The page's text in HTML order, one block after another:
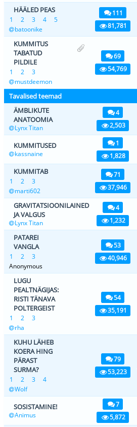
HÄÄLED PEAS
1 2 3 4
5
batoonike
111
81,781
KUMMITUS
TABATUD
PILDILE
1 2
3
mustdeemon
69
54,769
Tavalised teemad
ÄMBLIKUTE
ANATOOMIA
Lynx Titan
4
2,503
KUMMITUSED
kassnaine
1
1,828
KUMMITAB
1 2
3
marti602
71
37,946
GRAVITATSIOONILAINED
JA VALGUS
Lynx Titan
4
1,232
PATAREI
VANGLA
1 2
3
Anonymous
53
40,946
LUGU
PEALTNÄGIJAS:
RISTI TÄNAVA
POLTERGEIST
1 2
3
rha
54
35,191
KUHU LÄHEB
KOERA HING
PÄRAST
SURMA?
1 2 3
4
Wolf
79
53,223
SOSISTAMINE!
Animus
7
5,872